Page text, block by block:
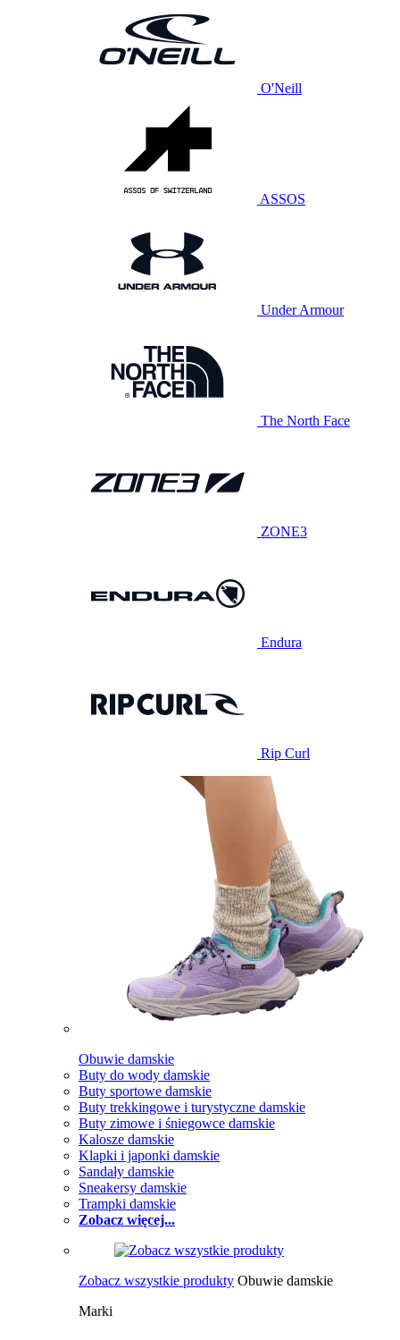
O'Neill
ASSOS
Under Armour
The North Face
ZONE3
Endura
Rip Curl
Obuwie damskie
Buty do wody damskie
Buty sportowe damskie
Buty trekkingowe i turystyczne damskie
Buty zimowe i śniegowce damskie
Kalosze damskie
Klapki i japonki damskie
Sandały damskie
Sneakersy damskie
Trampki damskie
Zobacz więcej...
Zobacz wszystkie produkty Obuwie damskie
Marki